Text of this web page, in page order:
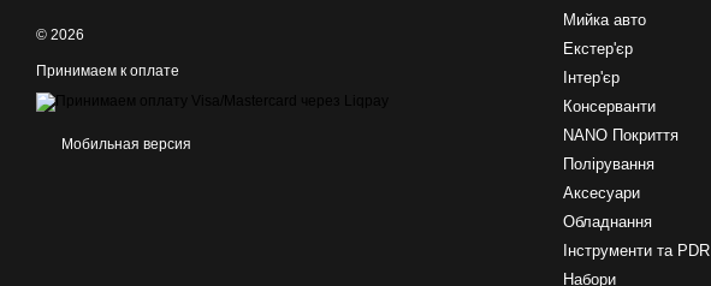
© 2026
Принимаем к оплате
Мобильная версия
Мийка авто
Екстер'єр
Інтер'єр
Консерванти
NANO Покриття
Полірування
Аксесуари
Обладнання
Інструменти та PDR
Набори